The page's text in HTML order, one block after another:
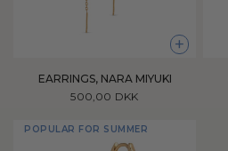
+
EARRINGS, NARA MIYUKI
500,00 DKK
POPULAR FOR SUMMER